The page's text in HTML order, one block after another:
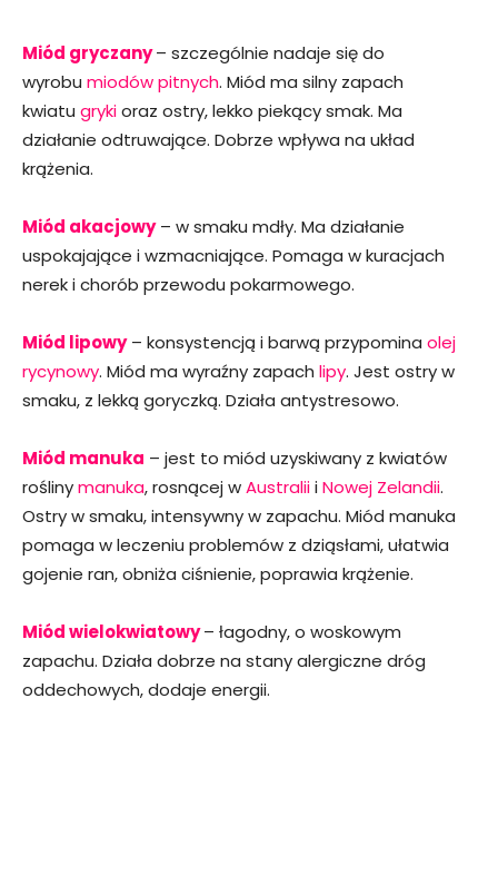
Miód gryczany– szczególnie nadaje się do
wyrobu miodów pitnych. Miód ma silny zapach
kwiatu grykioraz ostry, lekko piekący smak. Ma
działanie odtruwające. Dobrze wpływa na układ
krążenia.
Miód akacjowy– w smaku mdły. Ma działanie
uspokajające i wzmacniające. Pomaga w kuracjach
nerek i chorób przewodu pokarmowego.
Miód lipowy– konsystencją i barwą przypomina olej
rycynowy. Miód ma wyraźny zapach lipy. Jest ostry w
smaku, z lekką goryczką. Działa antystresowo.
Miód manuka – jest to miód uzyskiwany z kwiatów
roślinymanuka, rosnącej wAustraliiiNowej Zelandii.
Ostry w smaku, intensywny w zapachu. Miód manuka
pomaga w leczeniu problemów z dziąsłami, ułatwia
gojenie ran, obniża ciśnienie, poprawia krążenie.
Miód wielokwiatowy– łagodny, o woskowym
zapachu. Działa dobrze na stany alergiczne dróg
oddechowych, dodaje energii.